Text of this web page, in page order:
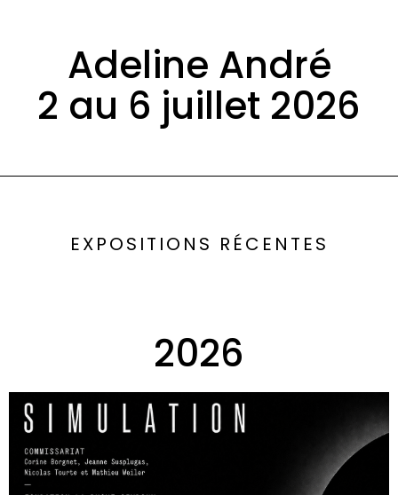
Adeline André
2 au 6 juillet 2026
EXPOSITIONS RÉCENTES
2026